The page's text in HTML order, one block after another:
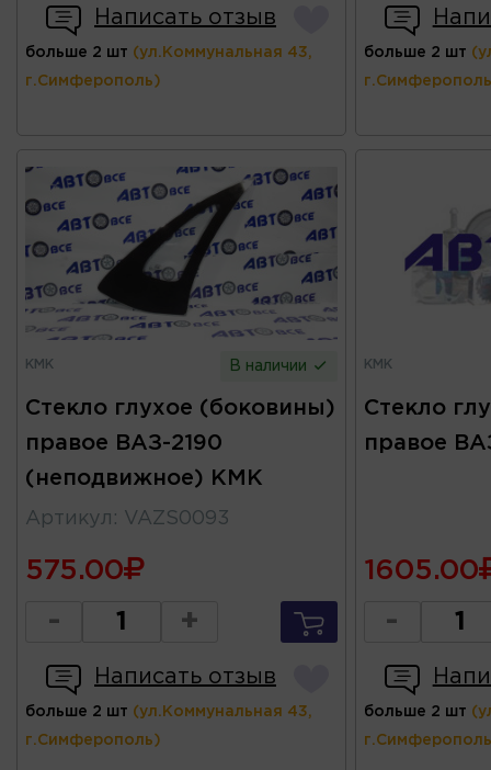
Написать отзыв
больше 2 шт (ул.Коммунальная 43,
г.Симферополь)
больше 2 шт
КМК В наличии
Стекло глухое (боковины)
правое ВАЗ-2190
(неподвижное) КМК
Артикул : VAZS0093
575.00
- +
Написать отзыв
больше 2 шт (ул.Коммунальная 43,
г.Симферополь)
КМК
Стекло
правое
1605.00
-
больше 2 шт